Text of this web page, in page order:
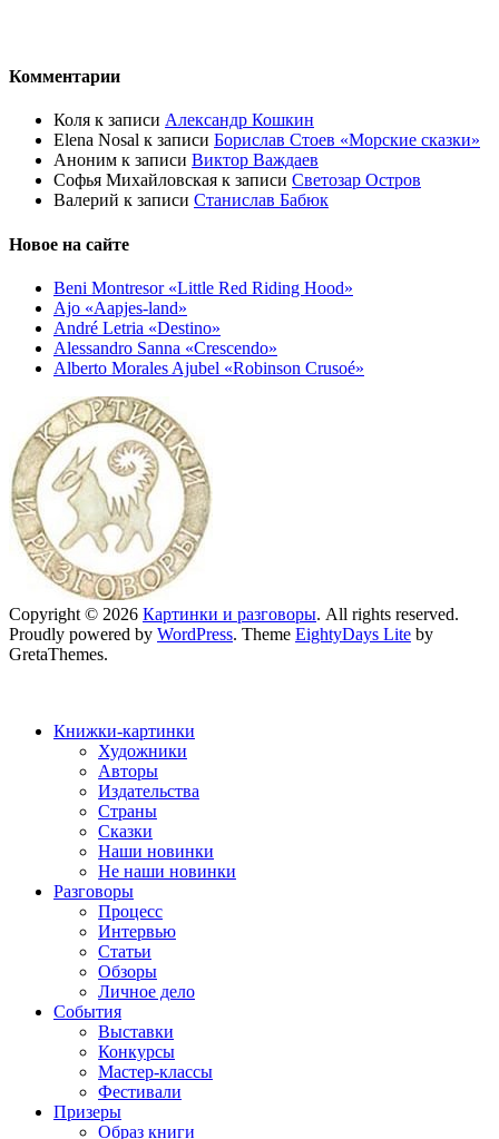
Комментарии
Коля к записи Александр Кошкин
Elena Nosal к записи Борислав Стоев «Морские сказки»
Аноним к записи Виктор Важдаев
Софья Михайловская к записи Светозар Остров
Валерий к записи Станислав Бабюк
Новое на сайте
Beni Montresor «Little Red Riding Hood»
Ajo «Aapjes-land»
André Letria «Destino»
Alessandro Sanna «Crescendo»
Alberto Morales Ajubel «Robinson Crusoé»
Copyright © 2026 Картинки и разговоры. All rights reserved.
Proudly powered by WordPress. Theme EightyDays Lite by
GretaThemes.
Книжки-картинки
Художники
Авторы
Издательства
Страны
Сказки
Наши новинки
Не наши новинки
Разговоры
Процесс
Интервью
Статьи
Обзоры
Личное дело
События
Выставки
Конкурсы
Мастер-классы
Фестивали
Призеры
Образ книги